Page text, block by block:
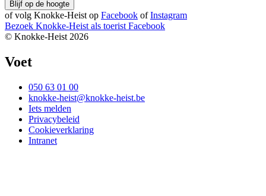
of volg Knokke-Heist op Facebook ofInstagram
Bezoek Knokke-Heist als toerist Facebook
© Knokke-Heist 2026
Voet
050 63 01 00
knokke-heist@knokke-heist.be
Iets melden
Privacybeleid
Cookieverklaring
Intranet